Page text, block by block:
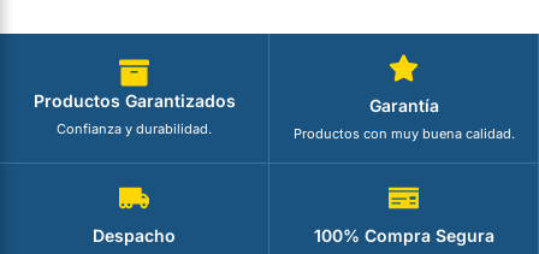
Productos Garantizados
Confianza y durabilidad.
Garantía
Productos con muy buena calidad.
Despacho 100% Compra Segura